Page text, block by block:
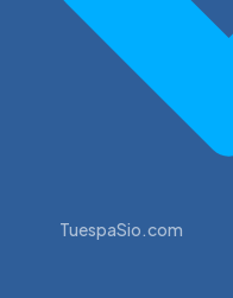
TuespaSio.com